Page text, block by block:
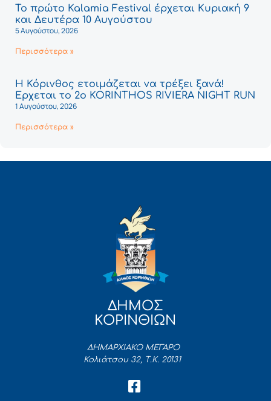
Το πρώτο Kalamia Festival έρχεται Κυριακή 9
και Δευτέρα 10 Αυγούστου
5 Αυγούστου, 2026
Περισσότερα »
Η Κόρινθος ετοιμάζεται να τρέξει ξανά!
Έρχεται το 2ο KORINTHOS RIVIERA NIGHT RUN
1 Αυγούστου, 2026
Περισσότερα »
ΔΗΜΟΣ
ΚΟΡΙΝΘΙΩΝ
ΔΗΜΑΡΧΙΑΚΟ ΜΕΓΑΡΟ
Κολιάτσου 32, Τ.Κ. 20131